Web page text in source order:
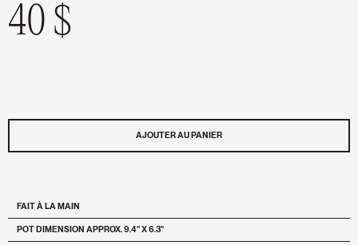
40 $
AJOUTER AU PANIER
FAIT À LA MAIN
POT DIMENSION APPROX. 9.4" X 6.3"